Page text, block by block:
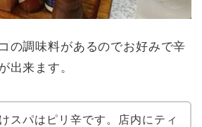
の調味料があるのでお好みで辛
出来ます。
スパはピリ辛です。店内にティ